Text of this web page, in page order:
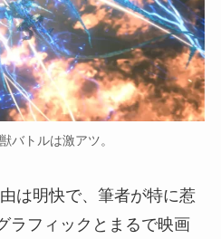
バトルは激アツ。
は明快で、筆者が特に惹
ラフィックとまるで映画